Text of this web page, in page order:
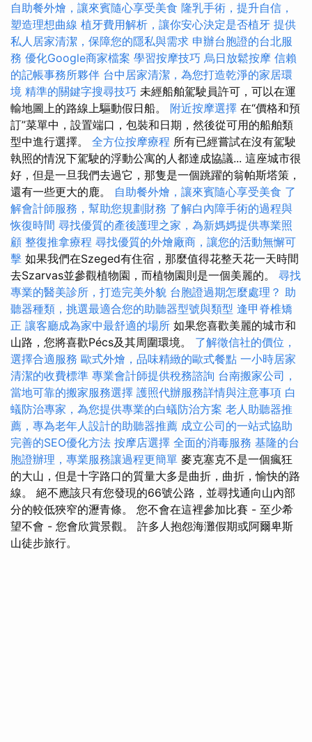
自助餐外燴，讓來賓隨心享受美食 隆乳手術，提升自信，
塑造理想曲線 植牙費用解析，讓你安心決定是否植牙 提供
私人居家清潔，保障您的隱私與需求 申辦台胞證的台北服
務 優化Google商家檔案 學習按摩技巧 烏日放鬆按摩 信賴
的記帳事務所夥伴 台中居家清潔，為您打造乾淨的家居環
境 精準的關鍵字搜尋技巧 未經船舶駕駛員許可，可以在運
輸地圖上的路線上驅動假日船。 附近按摩選擇 在“價格和預
訂”菜單中，設置端口，包裝和日期，然後從可用的船舶類
型中進行選擇。 全方位按摩療程 所有已經嘗試在沒有駕駛
執照的情況下駕駛的浮動公寓的人都達成協議... 這座城市很
好，但是一旦我們去過它，那隻是一個跳躍的翁帕斯塔策，
還有一些更大的鹿。 自助餐外燴，讓來賓隨心享受美食 了
解會計師服務，幫助您規劃財務 了解白內障手術的過程與
恢復時間 尋找優質的產後護理之家，為新媽媽提供專業照
顧 整復推拿療程 尋找優質的外燴廠商，讓您的活動無懈可
擊 如果我們在Szeged有住宿，那麼值得花整天花一天時間
去Szarvas並參觀植物園，而植物園則是一個美麗的。 尋找
專業的醫美診所，打造完美外貌 台胞證過期怎麼處理？ 助
聽器種類，挑選最適合您的助聽器型號與類型 逢甲脊椎矯
正 讓客廳成為家中最舒適的場所 如果您喜歡美麗的城市和
山路，您將喜歡Pécs及其周圍環境。 了解徵信社的價位，
選擇合適服務 歐式外燴，品味精緻的歐式餐點 一小時居家
清潔的收費標準 專業會計師提供稅務諮詢 台南搬家公司，
當地可靠的搬家服務選擇 護照代辦服務詳情與注意事項 白
蟻防治專家，為您提供專業的白蟻防治方案 老人助聽器推
薦，專為老年人設計的助聽器推薦 成立公司的一站式協助
完善的SEO優化方法 按摩店選擇 全面的消毒服務 基隆的台
胞證辦理，專業服務讓過程更簡單 麥克塞克不是一個瘋狂
的大山，但是十字路口的質量大多是曲折，曲折，愉快的路
線。 絕不應該只有您發現的66號公路，並尋找通向山內部
分的較低狹窄的瀝青條。 您不會在這裡參加比賽 - 至少希
望不會 - 您會欣賞景觀。 許多人抱怨海灘假期或阿爾卑斯
山徒步旅行。